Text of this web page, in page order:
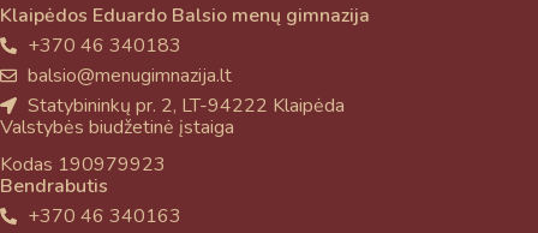
Klaipėdos Eduardo Balsio menų gimnazija
+370 46 340183
balsio@menugimnazija.lt
Statybininkų pr. 2, LT-94222 Klaipėda
Valstybės biudžetinė įstaiga
Kodas 190979923
Bendrabutis
+370 46 340163